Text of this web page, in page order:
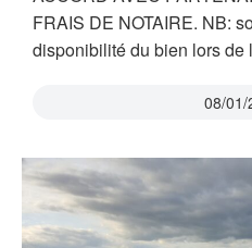
FRAIS DE NOTAIRE. NB:
disponibilité du bien lors de
08/01/